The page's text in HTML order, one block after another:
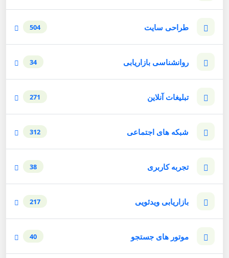
طراحی سایت 504
روانشناسی بازاریابی 34
تبلیغات آنلاین 271
شبکه های اجتماعی 312
تجربه کاربری 38
بازاریابی ویدئویی 217
موتور های جستجو 40